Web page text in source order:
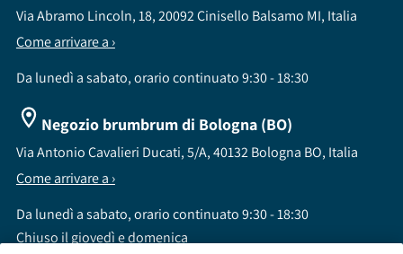
Via Abramo Lincoln, 18, 20092 Cinisello Balsamo MI, Italia
Come arrivare a ›
Da lunedì a sabato, orario continuato 9:30 - 18:30
Negozio brumbrum di Bologna (BO)
Via Antonio Cavalieri Ducati, 5/A, 40132 Bologna BO, Italia
Come arrivare a ›
Da lunedì a sabato, orario continuato 9:30 - 18:30
Chiuso il giovedì e domenica